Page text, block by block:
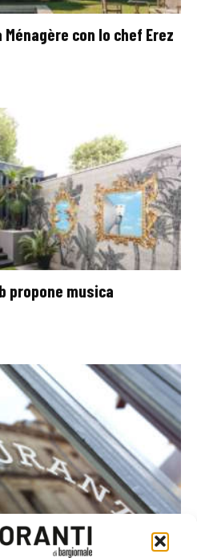
con lo chef Erez
propone musica
dieci è straniero